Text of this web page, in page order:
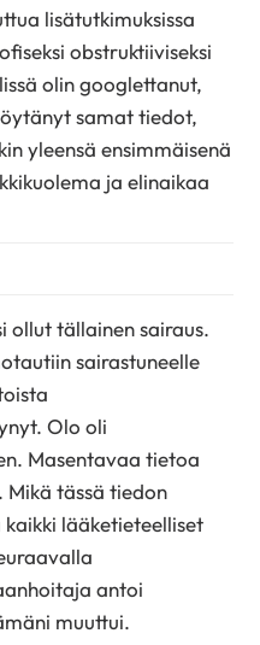
lisätutkimuksissa
obstruktiiviseksi
olin googlettanut,
samat tiedot,
yleensä ensimmäisenä
ja elinaikaa
ollut tällainen sairaus.
sairastuneelle
Olo oli
Masentavaa tietoa
tässä tiedon
lääketieteelliset
antoi
muuttui.